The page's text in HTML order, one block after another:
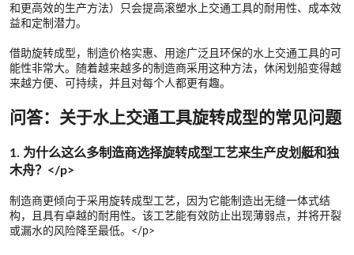
和更高效的生产方法）只会提高滚塑水上交通工具的耐用性、成本效
益和定制潜力。
借助旋转成型，制造价格实惠、用途广泛且环保的水上交通工具的可
能性非常大。随着越来越多的制造商采用这种方法，休闲划船变得越
来越方便、可持续，并且对每个人都更有趣。
问答：关于水上交通工具旋转成型的常见问题
1. 为什么这么多制造商选择旋转成型工艺来生产皮划艇和独
木舟？</p>
制造商更倾向于采用旋转成型工艺，因为它能制造出无缝一体式结
构，且具有卓越的耐用性。该工艺能有效防止出现薄弱点，并将开裂
或漏水的风险降至最低。</p>